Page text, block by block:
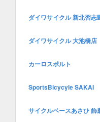
ダイワサイクル 新北習志
ダイワサイクル 大池橋店
カーロスポルト
SportsBicycyle SAKAI
サイクルベースあさひ 飾